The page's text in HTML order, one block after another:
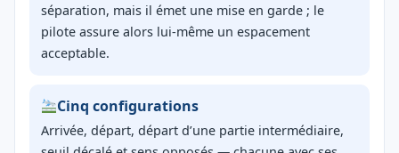
séparation, mais il émet une mise en garde ; le
pilote assure alors lui-même un espacement
acceptable.
Cinq configurations
Arrivée, départ, départ d’une partie intermédiaire,